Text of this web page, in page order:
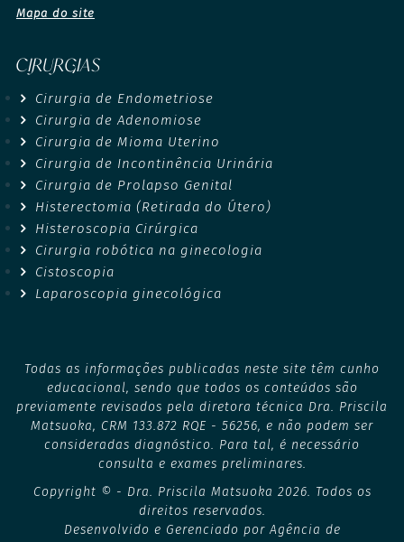
Mapa do site
CIRURGIAS
Cirurgia de Endometriose
Cirurgia de Adenomiose
Cirurgia de Mioma Uterino
Cirurgia de Incontinência Urinária
Cirurgia de Prolapso Genital
Histerectomia (Retirada do Útero)
Histeroscopia Cirúrgica
Cirurgia robótica na ginecologia
Cistoscopia
Laparoscopia ginecológica
Todas as informações publicadas neste site têm cunho
educacional, sendo que todos os conteúdos são
previamente revisados pela diretora técnica Dra. Priscila
Matsuoka, CRM 133.872 RQE - 56256, e não podem ser
consideradas diagnóstico. Para tal, é necessário
consulta e exames preliminares.
Copyright © - Dra. Priscila Matsuoka 2026. Todos os
direitos reservados.
Desenvolvido e Gerenciado por Agência de